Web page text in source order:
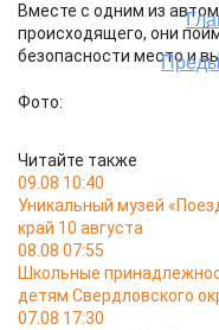
Вместе с одним из
происходящего, они
безопасности место и
Фото:
Читайте также
09.08 10:40
Уникальный музей
край 10 августа
08.08 07:55
Школьные
детям Свердловского
07.08 17:30